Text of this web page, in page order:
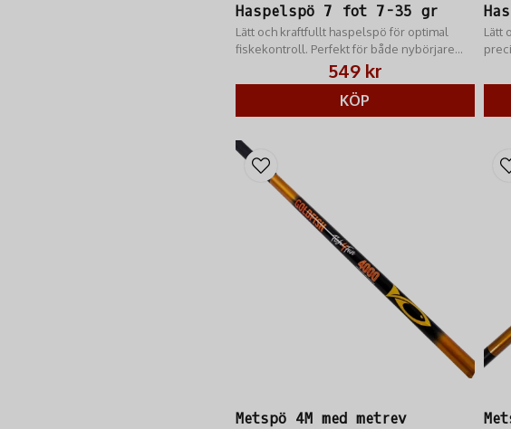
Haspelspö 7 fot 7-35 gr
Lätt och kraftfullt haspelspö för optimal
fiskekontroll. Perfekt för både nybörjare
och erfarna fiskare.549 kr
KÖP
Lätt
Metspö 4M med metrev